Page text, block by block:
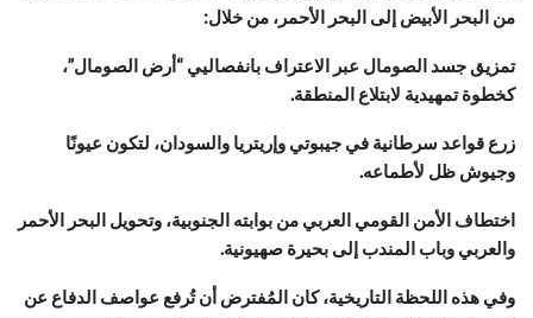
من البحر الأبيض إلى البحر الأحمر، من خلال:
تمزيق جسد الصومال عبر الاعتراف بانفصاليي “أرض الصومال”،
كخطوة تمهيدية لابتلاع المنطقة.
زرع قواعد سرطانية في جيبوتي وإريتريا والسودان، لتكون عيونًا
وجيوش ظل لأطماعه.
اختطاف الأمن القومي العربي من بوابته الجنوبية، وتحويل البحر الأحمر
والعربي وباب المندب إلى بحيرة صهيونية.
وفي هذه اللحظة التاريخية، كان المُفترض أن تُرفع عواصف الدفاع عن